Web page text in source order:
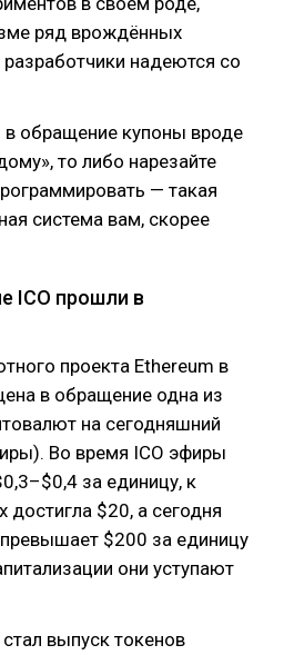
ряд врождённых
надеются со
в обращение купоны вроде
то либо нарезайте
— такая
система вам, скорее
ICO прошли в
проекта Ethereum в
в обращение одна из
на сегодняшний
Во время IСO эфиры
за единицу, к
$20, а сегодня
$200 за единицу
они уступают
выпуск токенов